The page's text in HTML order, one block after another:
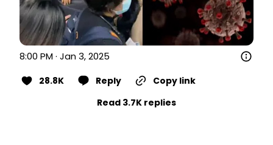
8:00 PM · Jan 3, 2025
28.8K Reply
Copy link
Read 3.7K replies